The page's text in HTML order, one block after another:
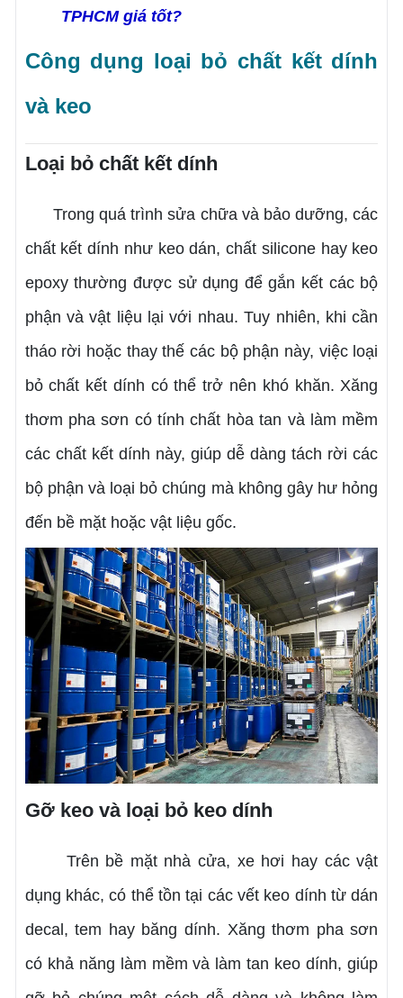
TPHCM giá tốt?
Công dụng loại bỏ chất kết dính
và keo
Loại bỏ chất kết dính
Trong quá trình sửa chữa và bảo dưỡng, các
chất kết dính như keo dán, chất silicone hay keo
epoxy thường được sử dụng để gắn kết các bộ
phận và vật liệu lại với nhau. Tuy nhiên, khi cần
tháo rời hoặc thay thế các bộ phận này, việc loại
bỏ chất kết dính có thể trở nên khó khăn. Xăng
thơm pha sơn có tính chất hòa tan và làm mềm
các chất kết dính này, giúp dễ dàng tách rời các
bộ phận và loại bỏ chúng mà không gây hư hỏng
đến bề mặt hoặc vật liệu gốc.
Gỡ keo và loại bỏ keo dính
Trên bề mặt nhà cửa, xe hơi hay các vật
dụng khác, có thể tồn tại các vết keo dính từ dán
decal, tem hay băng dính. Xăng thơm pha sơn
có khả năng làm mềm và làm tan keo dính, giúp